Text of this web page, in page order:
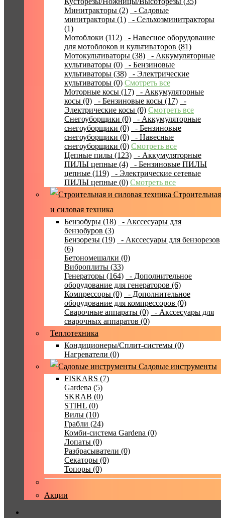
Минитракторы (2)
- Садовые
минитракторы (1)
- Сельхозминитракторы
(1)
Мотоблоки (112)
- Навесное оборудование
для мотоблоков и культиваторов (81)
Мотокультиваторы (38)
- Аккумуляторные
культиваторы (0)
- Бензиновые
культиваторы (38)
- Электрические
культиваторы (0) Смотреть все
Моторные косы (17)
- Аккумуляторные
косы (0)
- Бензиновые косы (17)
-
Электрические косы (0) Смотреть все
Снегоуборщики (0)
- Аккумуляторные
снегоуборщики (0)
- Бензиновые
снегоуборщики (0)
- Навесные
снегоуборщики (0) Смотреть все
Цепные пилы (123)
- Аккумуляторные
ПИЛЫ цепные (4)
- Бензиновые ПИЛЫ
цепные (119)
- Электрические сетевые
ПИЛЫ цепные (0) Смотреть все
Строительная
и силовая техника
Бензобуры (18)
- Акссесуары для
бензобуров (3)
Бензорезы (19)
- Акссесуары для бензорезов
(6)
Бетономешалки (0)
Виброплиты (33)
Генераторы (164)
- Дополнительное
оборудование для генераторов (6)
Компрессоры (0)
- Дополнительное
оборудование для компрессоров (0)
Сварочные аппараты (0)
- Акссесуары для
сварочных аппаратов (0)
Теплотехника
Кондиционеры/Сплит-системы (0)
Нагреватели (0)
Садовые инструменты
FISKARS (7)
Gardena (5)
SKRAB (0)
STIHL (0)
Вилы (10)
Грабли (24)
Комби-система Gardena (0)
Лопаты (0)
Разбрасыватели (0)
Секаторы (0)
Топоры (0)
Акции